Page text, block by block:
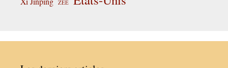
ZEE